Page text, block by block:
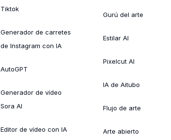
Tiktok
Generador de carretes
de Instagram con IA
AutoGPT
Generador de vídeo
Sora AI
Editor de vídeo con IA
Gurú del arte
Estilar AI
Pixelcut AI
IA de Aitubo
Flujo de arte
Arte abierto